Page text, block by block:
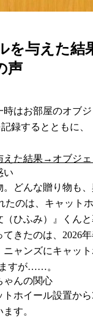
を与えた
声
はお部屋のオブ
録するとともに
えた結果→オブジ
い
どんな贈り物も
たのは、キャット
ひふみ）』くん
きたのは、2026年
ャンズにキャッ
すが……。
ゃんの関心
ホイール設置か
す。